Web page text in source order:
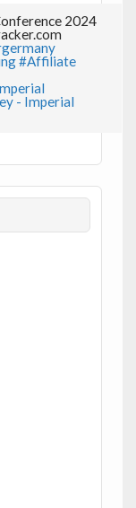
2024
#Affiliate
- Imperial